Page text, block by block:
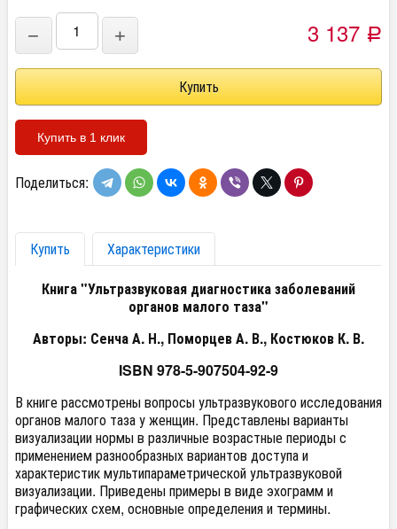
− + 3 137 Р
Купить в 1 клик
Поделиться:
Купить
Характеристики
Книга "Ультразвуковая диагностика заболеваний
органов малого таза"
Авторы: Сенча А. Н., Поморцев А. В., Костюков К. В.
ISBN 978-5-907504-92-9
В книге рассмотрены вопросы ультразвукового исследования
органов малого таза у женщин. Представлены варианты
визуализации нормы в различные возрастные периоды с
применением разнообразных вариантов доступа и
характеристик мультипараметрической ультразвуковой
визуализации. Приведены примеры в виде эхограмм и
графических схем, основные определения и термины.